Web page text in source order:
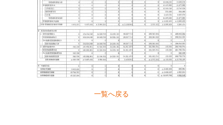
一覧へ戻る